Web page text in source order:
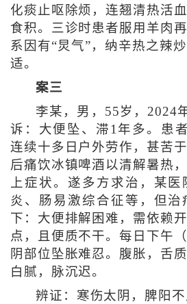
化痰止呕除烦，连翘清热活
食积。三诊时患者服用羊肉
系因有“炅气”，纳辛热之辣
适。
案三
李某，男，55岁，2024
诉：大便坠、滞1年多。患
连续十多日户外劳作，甚苦
后痛饮冰镇啤酒以清解暑热
上症状。遂多方求治，某医
炎、肠易激综合征等，但治
下：大便排解困难，需依赖
点，且便质不干。每日下午
阴部位坠胀难忍。腹胀，舌
白腻，脉沉迟。
辨证：寒伤太阴，脾阳不